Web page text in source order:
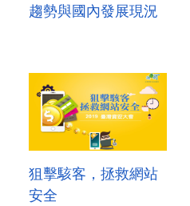
趨勢與國內發展現況
狙擊駭客，拯救網站
安全